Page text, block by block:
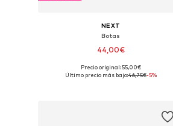
NEXT
Botas
44,00€
+2
Disponible en muchas tallas
Precio original: 55,00€
Último precio más bajo:46,75€-5%